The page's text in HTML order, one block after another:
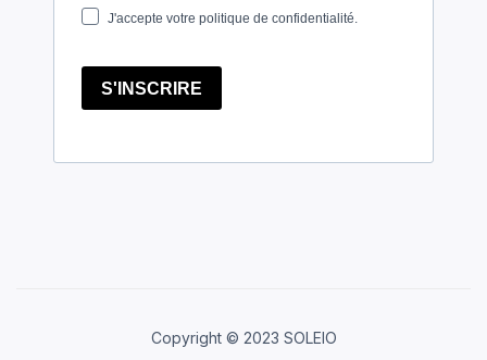
Copyright © 2023 SOLEIO